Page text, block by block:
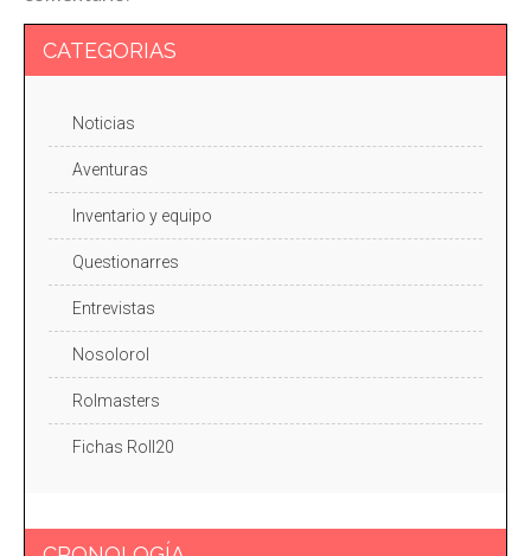
CATEGORIAS
Noticias
Aventuras
Inventario y equipo
Questionarres
Entrevistas
Nosolorol
Rolmasters
Fichas Roll20